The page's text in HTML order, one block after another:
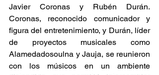
Javier Coronas y Rubén Durán.
Coronas, reconocido comunicador y
figura del entretenimiento, y Durán, líder
de proyectos musicales como
Alamedadosoulna y Jauja, se reunieron
con los músicos en un ambiente